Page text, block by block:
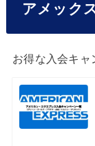
アメック
お得な入会キャ